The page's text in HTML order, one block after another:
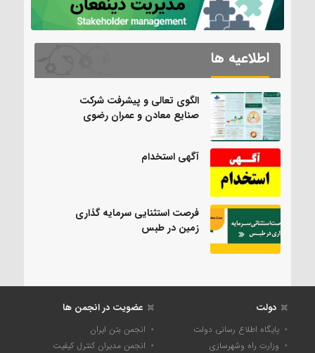
اطلاعیه ها
الگوی تعالی و پیشرفت شرکت
صنایع معادن و عمران رضوی
آگهی استخدام
فرصت استثنایی سرمایه گذاری
زمین در طبس
دولت
پایگاه اطلاع رسانی دولت
وزارت راه وشهرسازی
عضویت در انجمن ها
انجمن بتن ایران
انجمن مدیران کنترل کیفیت